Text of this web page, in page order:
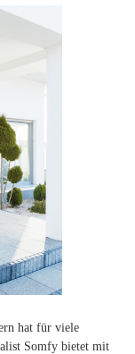
hat für viele
Somfy bietet mit